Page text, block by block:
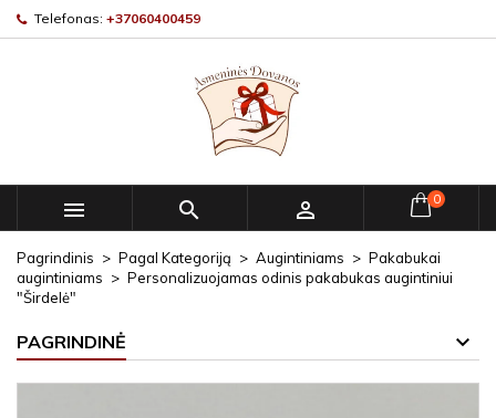
Telefonas: +37060400459
   0
Pagrindinis Pagal Kategoriją Augintiniams
Pakabukai
augintiniams
Personalizuojamas odinis pakabukas augintiniui
"Širdelė"
PAGRINDINĖ